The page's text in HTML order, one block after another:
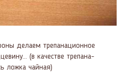
делаем трепанационное
(в качестве трепана-
ложка чайная)